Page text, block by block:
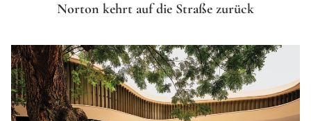
Norton kehrt auf die Straße zurück